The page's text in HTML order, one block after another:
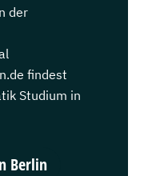
der
findest
Studium in
Berlin